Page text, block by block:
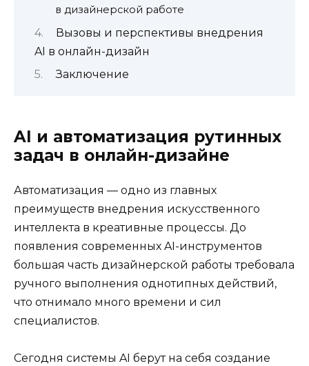
в дизайнерской работе
Вызовы и перспективы внедрения
AI в онлайн-дизайн
Заключение
AI и автоматизация рутинных
задач в онлайн-дизайне
Автоматизация — одно из главных
преимуществ внедрения искусственного
интеллекта в креативные процессы. До
появления современных AI-инструментов
большая часть дизайнерской работы требовала
ручного выполнения однотипных действий,
что отнимало много времени и сил
специалистов.
Сегодня системы AI берут на себя создание